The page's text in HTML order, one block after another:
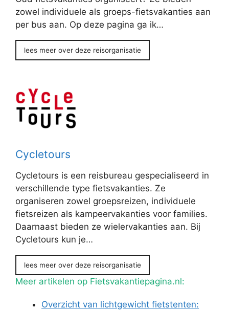
zowel individuele als groeps-fietsvakanties aan
per bus aan. Op deze pagina ga ik…
lees meer over deze reisorganisatie
Cycletours
Cycletours is een reisbureau gespecialiseerd in
verschillende type fietsvakanties. Ze
organiseren zowel groepsreizen, individuele
fietsreizen als kampeervakanties voor families.
Daarnaast bieden ze wielervakanties aan. Bij
Cycletours kun je…
lees meer over deze reisorganisatie
Meer artikelen op Fietsvakantiepagina.nl:
Overzicht van lichtgewicht fietstenten: